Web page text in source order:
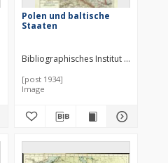
Polen und baltische
Staaten
Bibliographisches Institut (Lipsk)
[post 1934]
Image